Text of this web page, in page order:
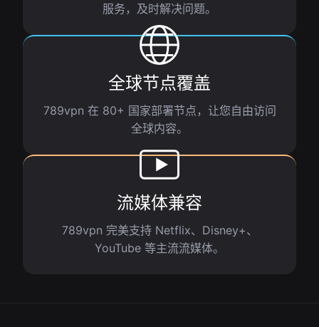
服务，及时解决问题。
全球节点覆盖
789vpn 在 80+ 国家部署节点，让您自由访问
全球内容。
流媒体兼容
789vpn 完美支持 Netflix、Disney+、
YouTube 等主流流媒体。